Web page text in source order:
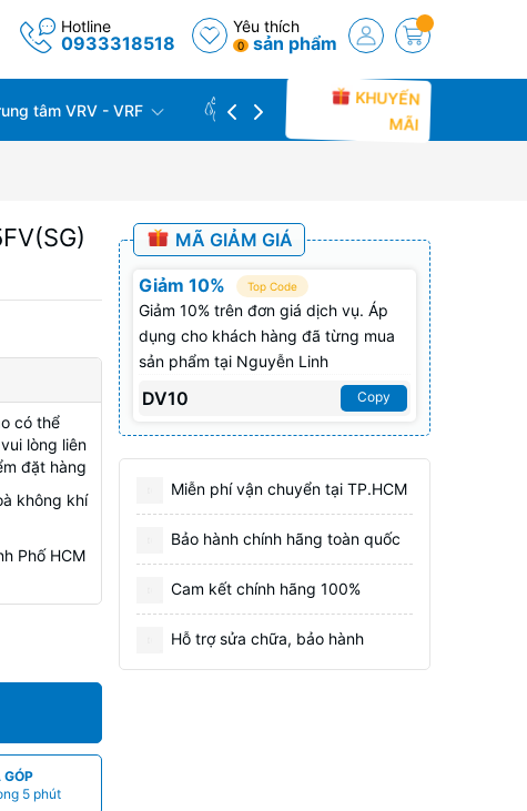
Hotline
0933318518
Yêu thích
0 sản phẩm
tâm VRV - VRF CÔNG TRÌNH THỰC TẾ
KHUYẾN
MÃI
có thể
lòng liên
đặt hàng
không khí
Phố HCM
5 phút
MÃ GIẢM GIÁ
Giảm 10% Top Code
Giảm 10% trên đơn giá dịch vụ. Áp
dụng cho khách hàng đã từng mua
sản phẩm tại Nguyễn Linh
DV10 Copy
Miễn phí vận chuyển tại TP.HCM
Bảo hành chính hãng toàn quốc
Cam kết chính hãng 100%
Hỗ trợ sửa chữa, bảo hành